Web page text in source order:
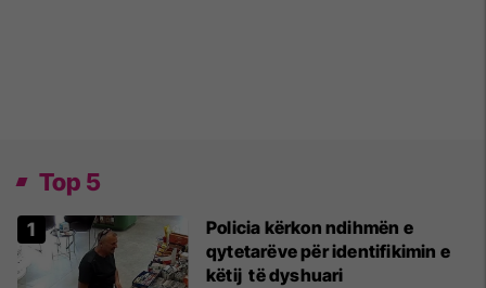
Top 5
Policia kërkon ndihmën e
qytetarëve për identifikimin e
këtij të dyshuari